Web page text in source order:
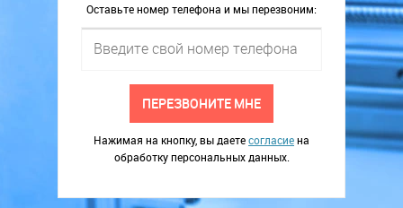
Оставьте номер телефона и мы перезвоним:
ПЕРЕЗВОНИТЕ МНЕ
Нажимая на кнопку, вы даетесогласиена
обработку персональных данных.